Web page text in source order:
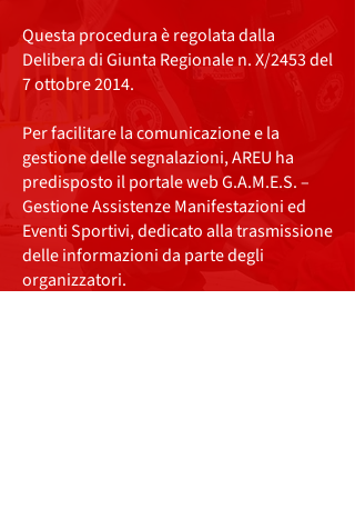
Questa procedura è regolata dalla
Delibera di Giunta Regionale n. X/2453 del
7 ottobre 2014.
Per facilitare la comunicazione e la
gestione delle segnalazioni, AREU ha
predisposto il portale web G.A.M.E.S. –
Gestione Assistenze Manifestazioni ed
Eventi Sportivi, dedicato alla trasmissione
delle informazioni da parte degli
organizzatori.